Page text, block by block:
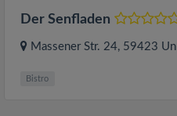
Der Senfladen
Massener Str. 24, 59423
Bistro